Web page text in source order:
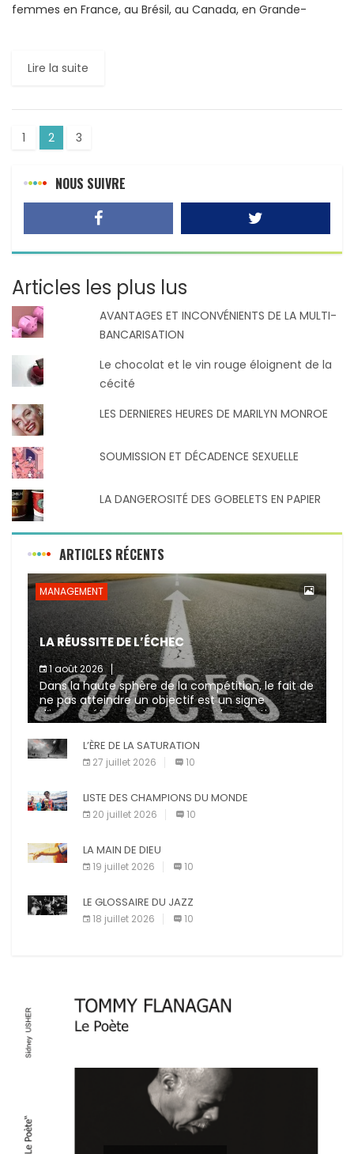
femmes en France, au Brésil, au Canada, en Grande-
Lire la suite
1 2 3
NOUS SUIVRE
Articles les plus lus
AVANTAGES ET INCONVÉNIENTS DE LA MULTI-
BANCARISATION
Le chocolat et le vin rouge éloignent de la
cécité
LES DERNIERES HEURES DE MARILYN MONROE
SOUMISSION ET DÉCADENCE SEXUELLE
LA DANGEROSITÉ DES GOBELETS EN PAPIER
ARTICLES RÉCENTS
MANAGEMENT
LA RÉUSSITE DE L’ÉCHEC
1 août 2026
Dans la haute sphère de la compétition, le fait de
ne pas atteindre un objectif est un signe
d’incompétence et une source de sanctions
diverses (avertissement, […]
L’ÈRE DE LA SATURATION
27 juillet 2026 10
LISTE DES CHAMPIONS DU MONDE
20 juillet 2026 10
LA MAIN DE DIEU
19 juillet 2026 10
LE GLOSSAIRE DU JAZZ
18 juillet 2026 10